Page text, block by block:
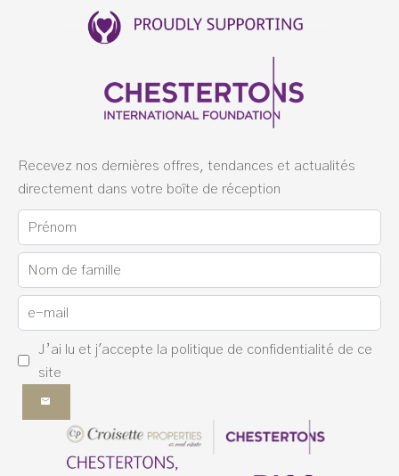
Recevez nos dernières offres, tendances et actualités
directement dans votre boîte de réception
J’ai lu et j'accepte la politique de confidentialité de ce
site